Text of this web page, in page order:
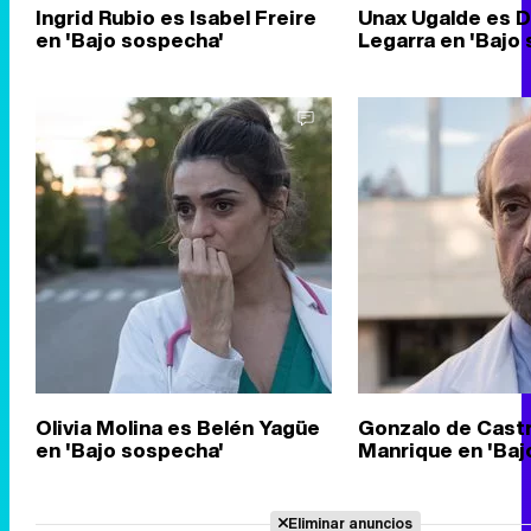
Ingrid Rubio es Isabel Freire
en 'Bajo sospecha'
Unax Ugalde es
Legarra en 'Bajo
Olivia Molina es Belén Yagüe
en 'Bajo sospecha'
Gonzalo de
Manrique en
Eliminar anuncios